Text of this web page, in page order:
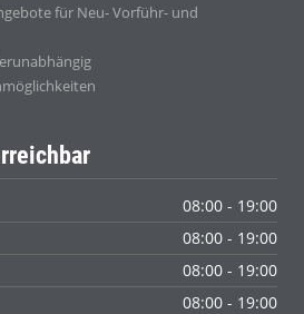
für Neu- Vorführ- und
08:00 - 19:00
08:00 - 19:00
08:00 - 19:00
08:00 - 19:00